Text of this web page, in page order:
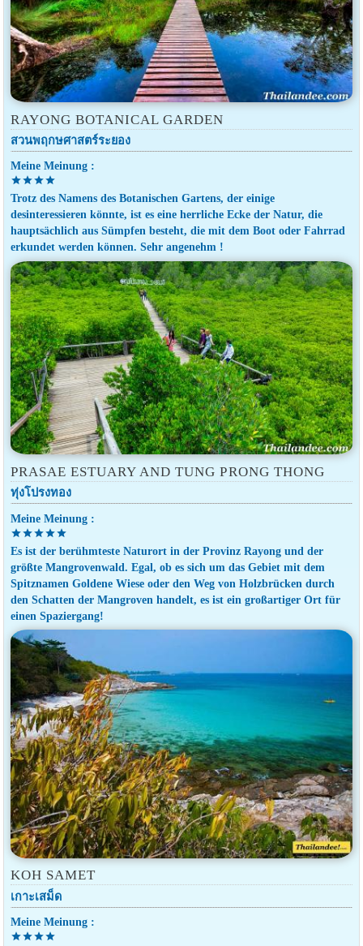
RAYONG BOTANICAL GARDEN
สวนพฤกษศาสตร์ระยอง
Meine Meinung :
starstarstarstar
Trotz des Namens des Botanischen Gartens, der einige
desinteressieren könnte, ist es eine herrliche Ecke der Natur, die
hauptsächlich aus Sümpfen besteht, die mit dem Boot oder Fahrrad
erkundet werden können. Sehr angenehm !
PRASAE ESTUARY AND TUNG PRONG THONG
ทุ่งโปรงทอง
Meine Meinung :
starstarstarstarstar
Es ist der berühmteste Naturort in der Provinz Rayong und der
größte Mangrovenwald. Egal, ob es sich um das Gebiet mit dem
Spitznamen Goldene Wiese oder den Weg von Holzbrücken durch
den Schatten der Mangroven handelt, es ist ein großartiger Ort für
einen Spaziergang!
KOH SAMET
เกาะเสม็ด
Meine Meinung :
starstarstarstar